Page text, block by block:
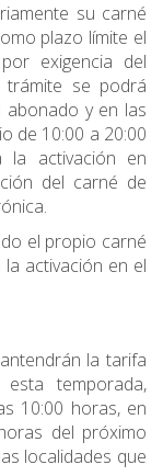
su carné
plazo límite el
exigencia del
trámite se podrá
abonado y en las
de 10:00 a 20:00
la activación en
del carné de
el propio carné
activación en el
la tarifa
temporada,
10:00 horas, en
del próximo
localidades que